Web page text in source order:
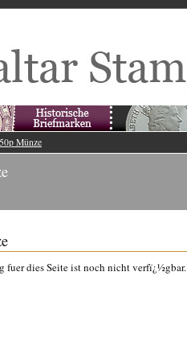
Münze
fuer dies Seite ist noch nicht verfï¿½gbar.